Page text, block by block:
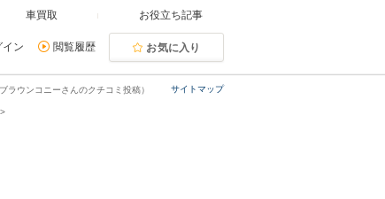
車買取 お役立ち記事
イン 閲覧履歴 お気に入り
サイトマップ
ラウンコニーさんのクチコミ投稿）